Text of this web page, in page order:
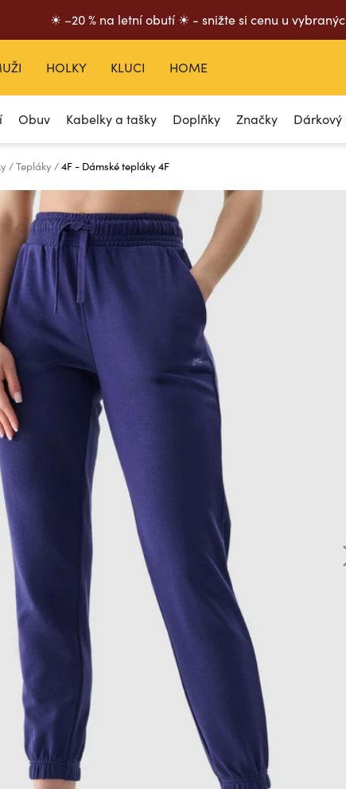
☀ –20 % na letní obutí ☀ - snižte si cenu u
Obuv Kabelky a tašky Doplňky Značky Dárkový
HOLKY KLUCI HOME
Tepláky 4F - Dámské tepláky 4F